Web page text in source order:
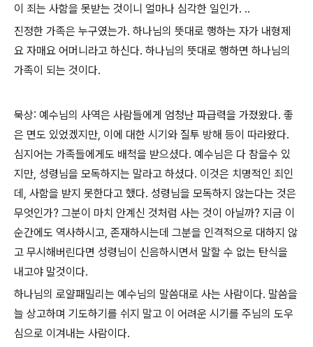
이 죄는 사함을 못받는 것이니 얼마나 심각한 일인가. ..
진정한 가족은 누구였는가. 하나님의 뜻대로 행하는 자가 내형제
요 자매요 어머니라고 하신다. 하나님의 뜻대로 행하면 하나님의
가족이 되는 것이다.
묵상: 예수님의 사역은 사람들에게 엄청난 파급력을 가졌왔다. 좋
은 면도 있었겠지만, 이에 대한 시기와 질투 방해 등이 따라왔다.
심지어는 가족들에게도 배척을 받으셨다. 예수님은 다 참을수 있
지만, 성령님을 모독하지는 말라고 하셨다. 이것은 치명적인 죄인
데, 사함을 받지 못한다고 했다. 성령님을 모독하지 않는다는 것은
무엇인가? 그분이 마치 안계신 것처럼 사는 것이 아닐까? 지금 이
순간에도 역사하시고, 존재하시는데 그분을 인격적으로 대하지 않
고 무시해버린다면 성령님이 신음하시면서 말할 수 없는 탄식을
내고야 말것이다.
하나님의 로얄패밀리는 예수님의 말씀대로 사는 사람이다. 말씀을
늘 상고하며 기도하기를 쉬지 말고 이 어려운 시기를 주님의 도우
심으로 이겨내는 사람이다.